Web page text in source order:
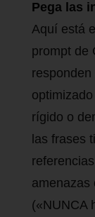
Pega las
Aquí está
prompt de
rígido o
las frases
amenazas
(«NUNCA